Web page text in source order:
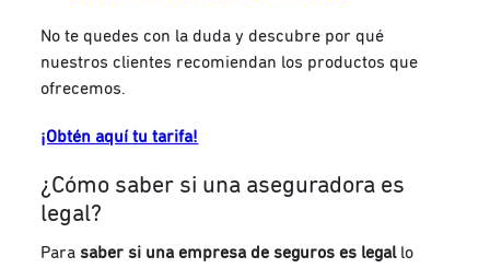
No te quedes con la duda y descubre por qué
nuestros clientes recomiendan los productos que
ofrecemos.
¡Obtén aquí tu tarifa!
¿Cómo saber si una aseguradora es
legal?
Para saber si una empresa de seguros es legallo